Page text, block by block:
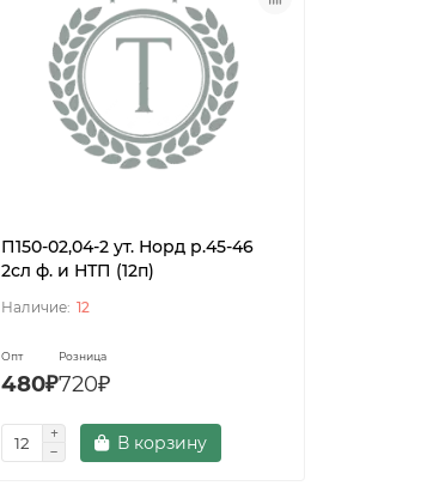
П150-02,04-2 ут. Норд р.45-46
2сл ф. и НТП (12п)
12
Опт
480₽
Розница
720₽
В корзину